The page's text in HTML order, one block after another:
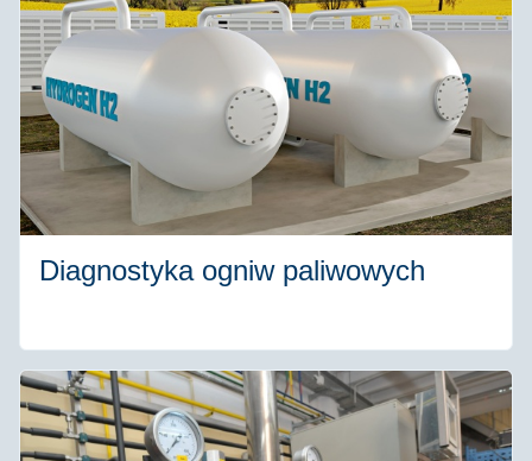
Diagnostyka ogniw paliwowych